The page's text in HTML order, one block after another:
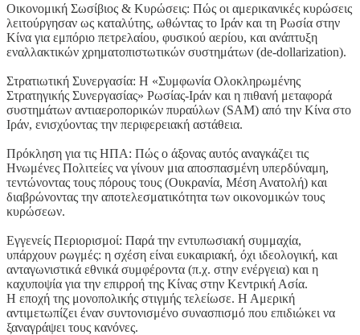
Οικονομική Σωσίβιος & Κυρώσεις: Πώς οι αμερικανικές κυρώσεις
λειτούργησαν ως καταλύτης, ωθώντας το Ιράν και τη Ρωσία στην
Κίνα για εμπόριο πετρελαίου, φυσικού αερίου, και ανάπτυξη
εναλλακτικών χρηματοπιστωτικών συστημάτων (de-dollarization).
Στρατιωτική Συνεργασία: Η «Συμφωνία Ολοκληρωμένης
Στρατηγικής Συνεργασίας» Ρωσίας-Ιράν και η πιθανή μεταφορά
συστημάτων αντιαεροπορικών πυραύλων (SAM) από την Κίνα στο
Ιράν, ενισχύοντας την περιφερειακή αστάθεια.
Πρόκληση για τις ΗΠΑ: Πώς ο άξονας αυτός αναγκάζει τις
Ηνωμένες Πολιτείες να γίνουν μια αποσπασμένη υπερδύναμη,
τεντώνοντας τους πόρους τους (Ουκρανία, Μέση Ανατολή) και
διαβρώνοντας την αποτελεσματικότητα των οικονομικών τους
κυρώσεων.
Εγγενείς Περιορισμοί: Παρά την εντυπωσιακή συμμαχία,
υπάρχουν ρωγμές: η σχέση είναι ευκαιριακή, όχι ιδεολογική, και
ανταγωνιστικά εθνικά συμφέροντα (π.χ. στην ενέργεια) και η
καχυποψία για την επιρροή της Κίνας στην Κεντρική Ασία.
Η εποχή της μονοπολικής στιγμής τελείωσε. Η Αμερική
αντιμετωπίζει έναν συντονισμένο συνασπισμό που επιδιώκει να
ξαναγράψει τους κανόνες.